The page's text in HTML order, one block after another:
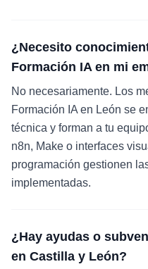
¿Necesito
Formación IA en mi
No necesariamente. Los
Formación IA en León se
técnica y forman a tu
n8n, Make o interfaces
programación gestionen
implementadas.
¿Hay ayudas o
en Castilla y León?